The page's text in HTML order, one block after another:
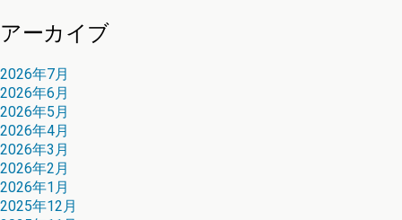
アーカイブ
2026年7月
2026年6月
2026年5月
2026年4月
2026年3月
2026年2月
2026年1月
2025年12月